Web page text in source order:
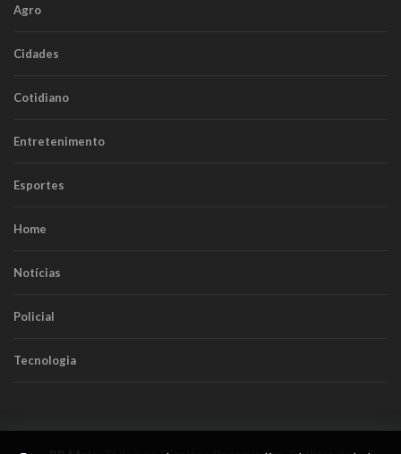
Agro
Cidades
Cotidiano
Entretenimento
Esportes
Home
Notícias
Policial
Tecnologia